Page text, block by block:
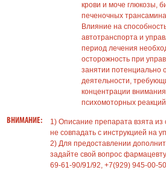
крови и моче глюкозы,
печеночных
Влияние на
автотранспорта и
период лечения
осторожность при
занятии потенциально
деятельности,
концентрации
психомоторных
ВНИМАНИЕ:
1) Описание препарата взята
не совпадать с инструкцией на
2) Для предоставлении
задайте свой вопрос
69-61-90/91/92, +7(929) 945-00-